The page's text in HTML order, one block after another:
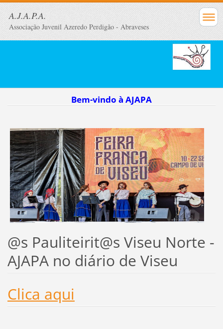
A.J.A.P.A.
Associação Juvenil Azeredo Perdigão - Abraveses
Bem-vindo à AJAPA
@s Pauliteirit@s Viseu Norte -
AJAPA no diário de Viseu
Clica aqui